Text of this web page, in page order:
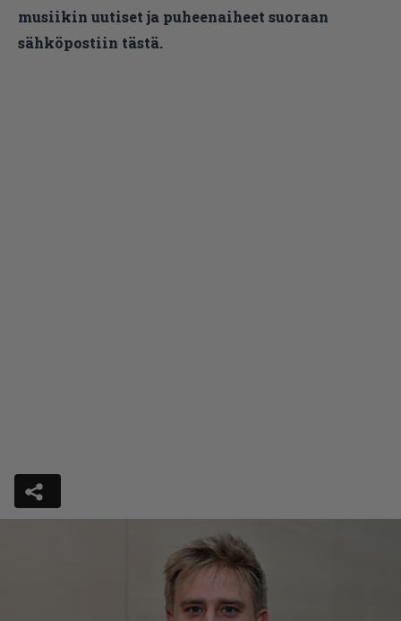
musiikin uutiset ja puheenaiheet suoraan
sähköpostiin tästä.